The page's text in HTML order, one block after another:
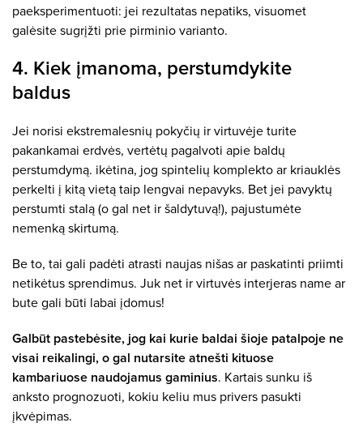
paeksperimentuoti: jei rezultatas nepatiks, visuomet
galėsite sugrįžti prie pirminio varianto.
4. Kiek įmanoma, perstumdykite
baldus
Jei norisi ekstremalesnių pokyčių ir virtuvėje turite
pakankamai erdvės, vertėtų pagalvoti apie baldų
perstumdymą. ikėtina, jog spintelių komplekto ar kriauklės
perkelti į kitą vietą taip lengvai nepavyks. Bet jei pavyktų
perstumti stalą (o gal net ir šaldytuvą!), pajustumėte
nemenką skirtumą.
Be to, tai gali padėti atrasti naujas nišas ar paskatinti priimti
netikėtus sprendimus. Juk net ir virtuvės interjeras name ar
bute gali būti labai įdomus!
Galbūt pastebėsite, jog kai kurie baldai šioje patalpoje ne
visai reikalingi, o gal nutarsite atnešti kituose
kambariuose naudojamus gaminius. Kartais sunku iš
anksto prognozuoti, kokiu keliu mus privers pasukti
įkvėpimas.